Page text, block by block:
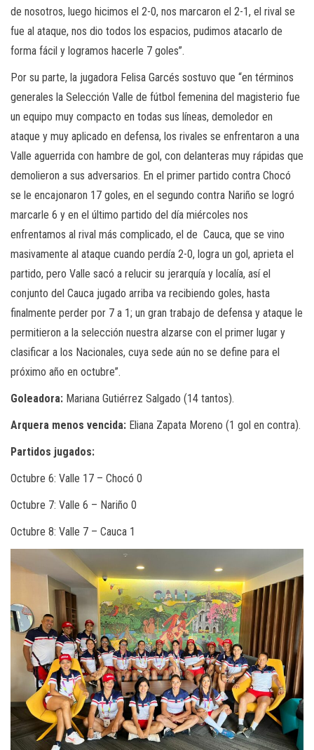
de nosotros, luego hicimos el 2-0, nos marcaron el 2-1, el rival se
fue al ataque, nos dio todos los espacios, pudimos atacarlo de
forma fácil y logramos hacerle 7 goles”.
Por su parte, la jugadora Felisa Garcés sostuvo que “en términos
generales la Selección Valle de fútbol femenina del magisterio fue
un equipo muy compacto en todas sus líneas, demoledor en
ataque y muy aplicado en defensa, los rivales se enfrentaron a una
Valle aguerrida con hambre de gol, con delanteras muy rápidas que
demolieron a sus adversarios. En el primer partido contra Chocó
se le encajonaron 17 goles, en el segundo contra Nariño se logró
marcarle 6 y en el último partido del día miércoles nos
enfrentamos al rival más complicado, el de Cauca, que se vino
masivamente al ataque cuando perdía 2-0, logra un gol, aprieta el
partido, pero Valle sacó a relucir su jerarquía y localía, así el
conjunto del Cauca jugado arriba va recibiendo goles, hasta
finalmente perder por 7 a 1; un gran trabajo de defensa y ataque le
permitieron a la selección nuestra alzarse con el primer lugar y
clasificar a los Nacionales, cuya sede aún no se define para el
próximo año en octubre”.
Goleadora: Mariana Gutiérrez Salgado (14 tantos).
Arquera menos vencida: Eliana Zapata Moreno (1 gol en contra).
Partidos jugados:
Octubre 6: Valle 17 – Chocó 0
Octubre 7: Valle 6 – Nariño 0
Octubre 8: Valle 7 – Cauca 1